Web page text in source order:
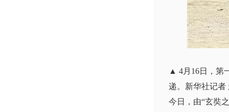
▲ 4月16日，第
递。新华社记者
今日，由“玄奘